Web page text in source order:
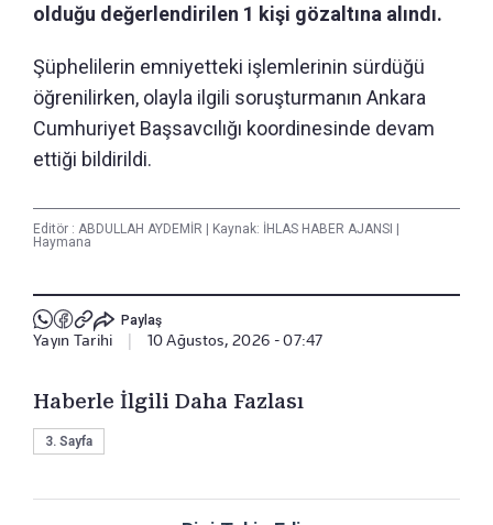
olduğu değerlendirilen 1 kişi gözaltına alındı.
Şüphelilerin emniyetteki işlemlerinin sürdüğü
öğrenilirken, olayla ilgili soruşturmanın Ankara
Cumhuriyet Başsavcılığı koordinesinde devam
ettiği bildirildi.
Editör : ABDULLAH AYDEMİR | Kaynak: İHLAS HABER AJANSI |
Haymana
Paylaş
Yayın Tarihi 10 Ağustos, 2026 - 07:47
Haberle İlgili Daha Fazlası
3. Sayfa